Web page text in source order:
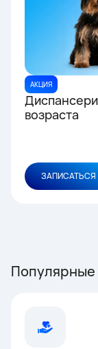
АКЦИЯ
возраста
ЗАПИСАТЬСЯ
Популярные